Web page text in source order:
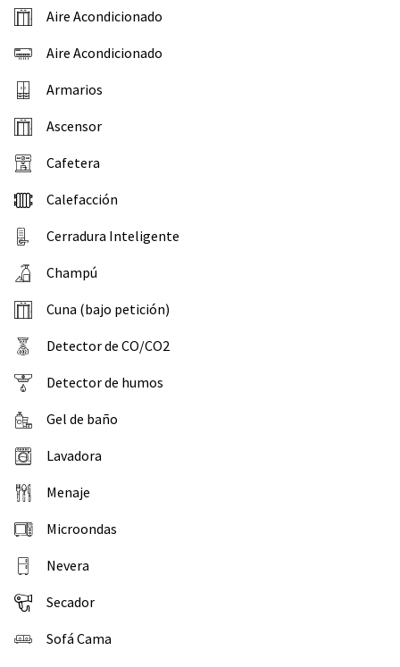
Aire Acondicionado
Aire Acondicionado
Armarios
Ascensor
Cafetera
Calefacción
Cerradura Inteligente
Champú
Cuna (bajo petición)
Detector de CO/CO2
Detector de humos
Gel de baño
Lavadora
Menaje
Microondas
Nevera
Secador
Sofá Cama